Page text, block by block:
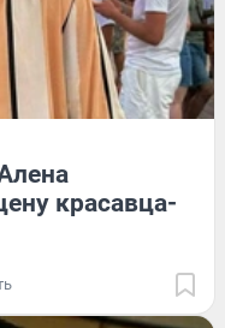
красавца-